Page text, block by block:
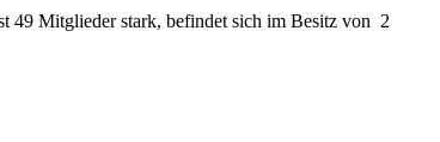
49 Mitglieder stark, befindet sich im Besitz von 2